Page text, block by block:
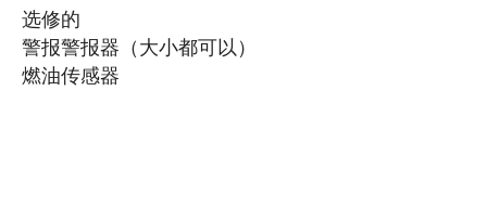
选修的
警报警报器（大小都可以）
燃油传感器